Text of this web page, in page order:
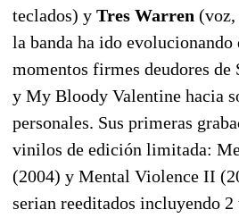
teclados) y Tres Warren (voz,
la banda ha ido evolucionando
momentos firmes deudores de
y My Bloody Valentine hacia
personales. Sus primeras
vinilos de edición limitada:
(2004) y Mental Violence II
serian reeditados incluyendo 2